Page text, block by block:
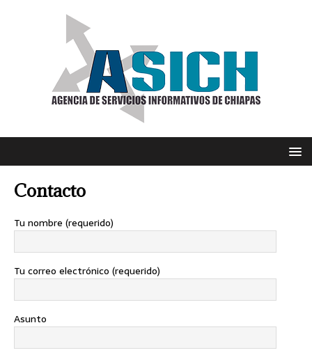
Contacto
Tu nombre (requerido)
Tu correo electrónico (requerido)
Asunto